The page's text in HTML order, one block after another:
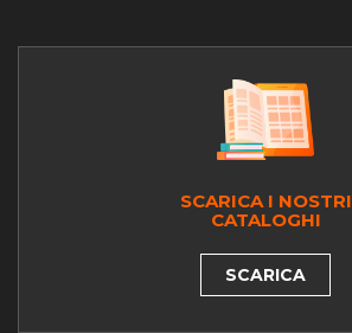
SCARICA I NOSTRI
CATALOGHI
SCARICA